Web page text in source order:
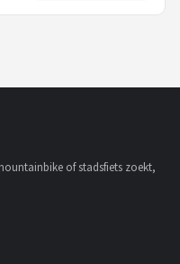
of stadsfiets zoekt,